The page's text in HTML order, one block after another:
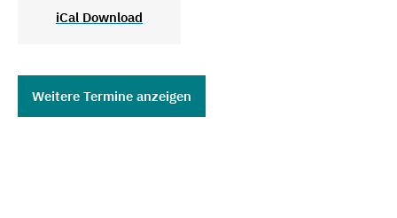
iCal Download
Weitere Termine anzeigen